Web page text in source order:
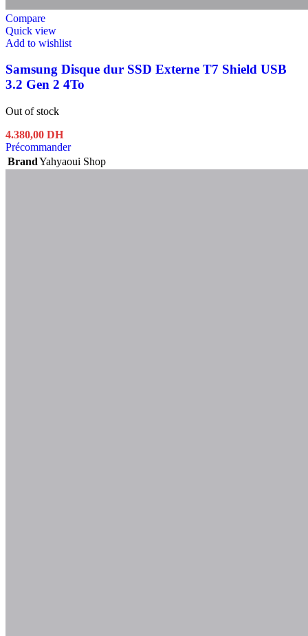
Compare
Quick view
Add to wishlist
Samsung Disque dur SSD Externe T7 Shield USB
3.2 Gen 2 4To
Out of stock
4.380,00 DH
Précommander
BrandYahyaoui Shop